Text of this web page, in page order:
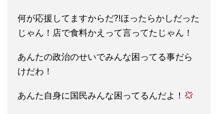
何が応援してますからだ⁈ほったらかしだった
じゃん！店で食料かえって言ってたじゃん！
あんたの政治のせいでみんな困ってる事だら
けだわ！
あんた自身に国民みんな困ってるんだよ！